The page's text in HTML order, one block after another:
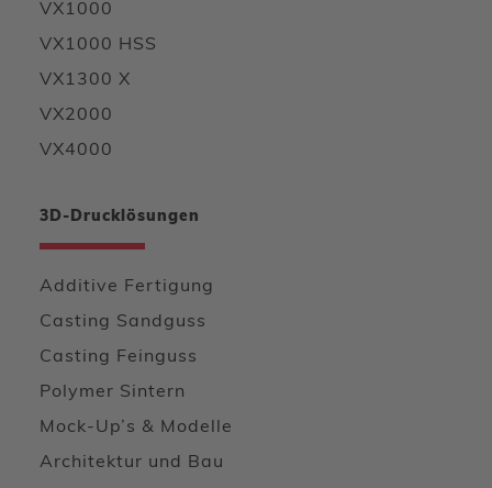
VX1000
VX1000 HSS
VX1300 X
VX2000
VX4000
3D-Drucklösungen
Additive Fertigung
Casting Sandguss
Casting Feinguss
Polymer Sintern
Mock-Up’s & Modelle
Architektur und Bau